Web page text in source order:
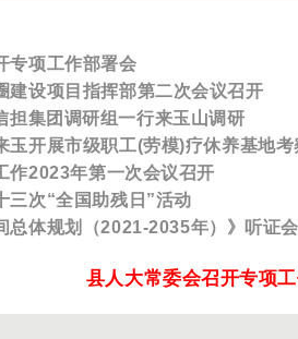
专项工作部署会
建设项目指挥部第二次会议召开
担集团调研组一行来玉山调研
玉开展市级职工(劳模)疗休养基地
作2023年第一次会议召开
三次“全国助残日”活动
总体规划（2021-2035年）》听证
县人大常委会召开专项